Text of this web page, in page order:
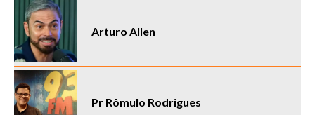
Arturo Allen
Pr Rômulo Rodrigues